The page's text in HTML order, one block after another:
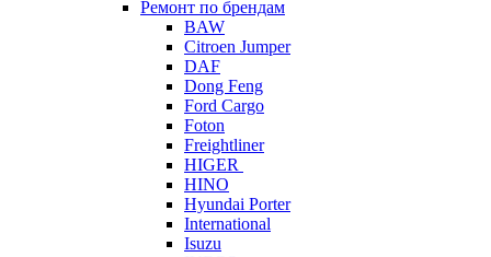
Ремонт по брендам
BAW
Citroen Jumper
DAF
Dong Feng
Ford Cargo
Foton
Freightliner
HIGER
HINO
Hyundai Porter
International
Isuzu